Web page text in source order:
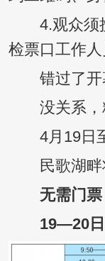
4.观众须携
检票口工作人
错过了开
没关系，
4月19日
民歌湖畔
无需门票
19—20